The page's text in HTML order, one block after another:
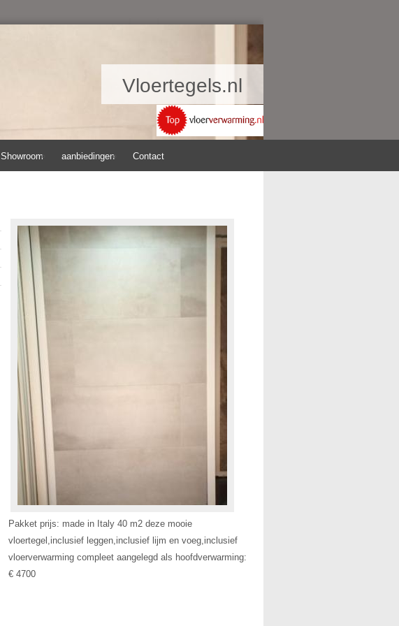
Vloertegels.nl
Showroom aanbiedingen Contact
Pakket prijs: made in Italy 40 m2 deze mooie
vloertegel,inclusief leggen,inclusief lijm en voeg,inclusief
vloerverwarming compleet aangelegd als hoofdverwarming:
€ 4700